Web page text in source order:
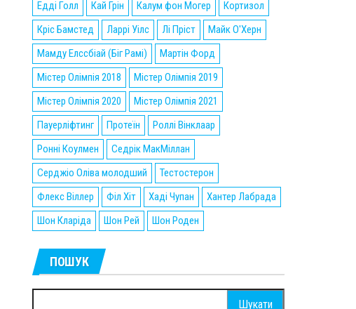
Едді Голл
Кай Грін Калум фон Могер
Кортизол
Кріс Бамстед
Ларрі Уілс Лі Пріст
Майк О'Херн
Мамду Елссбіай (Біг Рамі)
Мартін Форд
Містер Олімпія 2018
Містер Олімпія 2019
Містер Олімпія 2020
Містер Олімпія 2021
Пауерліфтинг
Протеїн
Роллі Вінклаар
Ронні Коулмен
Седрік МакМіллан
Серджіо Оліва молодший
Тестостерон
Флекс Віллер
Філ Хіт Хаді Чупан
Хантер Лабрада
Шон Кларіда
Шон Рей Шон Роден
ПОШУК